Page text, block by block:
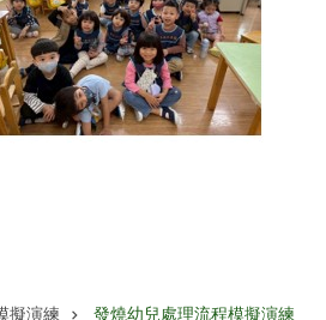
擬演練 發燒幼兒處理流程模擬演練